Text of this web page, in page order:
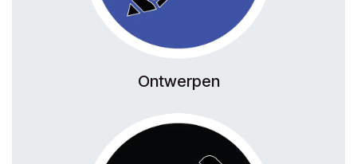
Ontwerpen